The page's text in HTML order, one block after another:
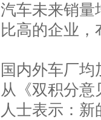
汽车未来销量
比高的企业
国内外车厂
从《双积分
人士表示：